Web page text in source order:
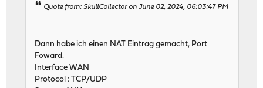
Quote from: SkullCollector on June 02, 2024, 06:03:47 PM
Dann habe ich einen NAT Eintrag gemacht, Port
Foward.
Interface WAN
Protocol : TCP/UDP